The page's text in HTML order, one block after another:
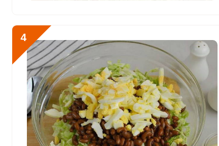
Рубидий
Селен 61.2 мкг
Фтор 108.9 мкг
Хром 15.4 мкг
Цинк 4.8 мг
Бор 539 мкг
4